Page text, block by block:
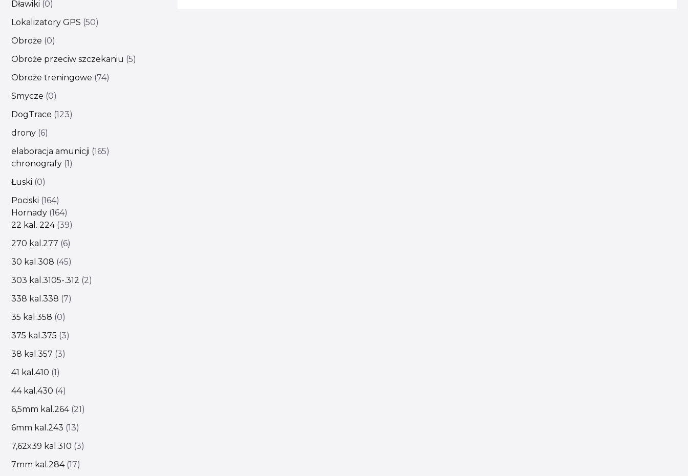
Dławiki 0
Lokalizatory GPS 50
Obroże 0
Obroże przeciw szczekaniu 5
Obroże treningowe 74
Smycze 0
DogTrace 123
drony 6
elaboracja amunicji 165
chronografy 1
Łuski 0
Pociski 164
Hornady 164
22 kal. 224 39
270 kal.277 6
30 kal.308 45
303 kal.3105-.312 2
338 kal.338 7
35 kal.358 0
375 kal.375 3
38 kal.357 3
41 kal.410 1
44 kal.430 4
6,5mm kal.264 21
6mm kal.243 13
7,62x39 kal.310 3
7mm kal.284 17